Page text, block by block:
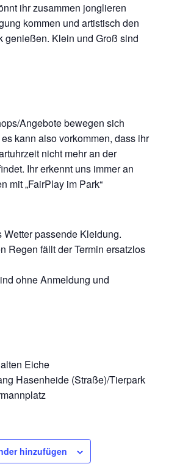
ihr zusammen jonglieren
kommen und artistisch den
genießen. Klein und Groß sind
Angebote bewegen sich
kann also vorkommen, dass ihr
nicht mehr an der
Ihr erkennt uns immer an
mit „FairPlay im Park“
Wetter passende Kleidung.
Regen fällt der Termin ersatzlos
ohne Anmeldung und
Eiche
Hasenheide (Straße)/Tierpark
hinzufügen